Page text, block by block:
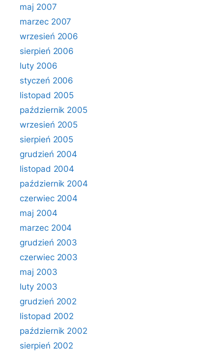
maj 2007
marzec 2007
wrzesień 2006
sierpień 2006
luty 2006
styczeń 2006
listopad 2005
październik 2005
wrzesień 2005
sierpień 2005
grudzień 2004
listopad 2004
październik 2004
czerwiec 2004
maj 2004
marzec 2004
grudzień 2003
czerwiec 2003
maj 2003
luty 2003
grudzień 2002
listopad 2002
październik 2002
sierpień 2002